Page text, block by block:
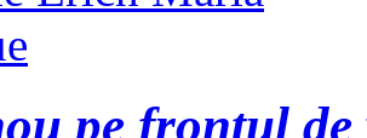
pe frontul de